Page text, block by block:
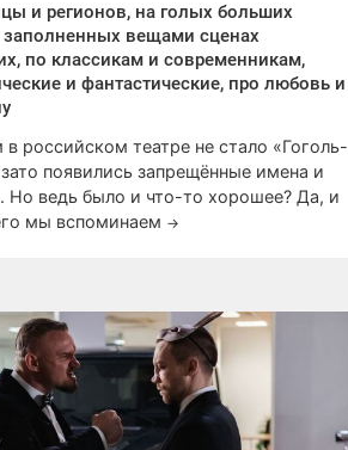
и регионов, на голых больших
заполненных вещами сценах
по классикам и современникам,
и фантастические, про любовь и
российском театре не стало «Гоголь-
появились запрещённые имена и
Но ведь было и что-то хорошее? Да, и
мы вспоминаем →